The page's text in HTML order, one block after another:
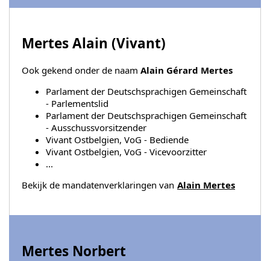
Mertes Alain (Vivant)
Ook gekend onder de naam Alain Gérard Mertes
Parlament der Deutschsprachigen Gemeinschaft
- Parlementslid
Parlament der Deutschsprachigen Gemeinschaft
- Ausschussvorsitzender
Vivant Ostbelgien, VoG - Bediende
Vivant Ostbelgien, VoG - Vicevoorzitter
...
Bekijk de mandatenverklaringen van Alain Mertes
Mertes Norbert